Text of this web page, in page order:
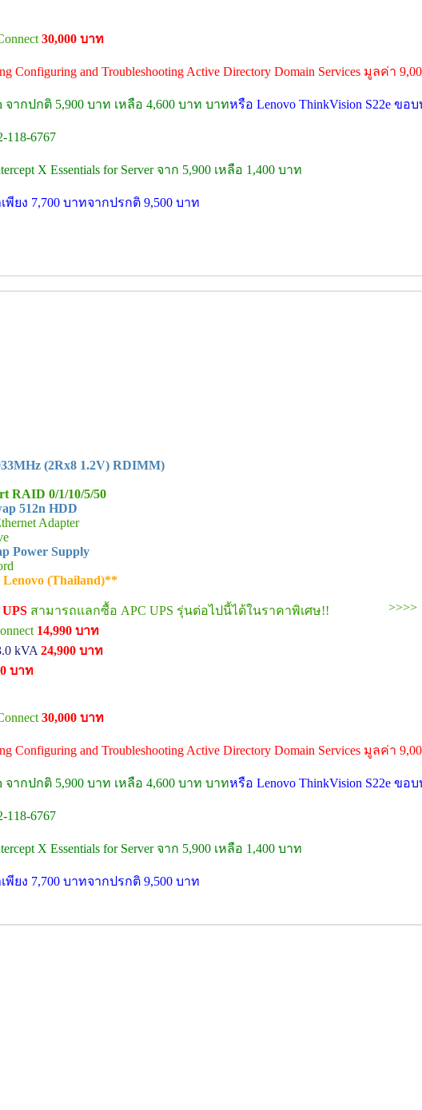
30,000 บาท
Configuring and Troubleshooting Active Directory Domain Services มูลค่า
จากปกติ 5,900 บาท เหลือ 4,600 บาท บาทหรือ Lenovo ThinkVision S22e ขอ
118-6767
X Essentials for Server จาก 5,900 เหลือ 1,400 บาท
พียง 7,700 บาทจากปรกติ 9,500 บาท
(2Rx8 1.2V) RDIMM)
RAID 0/1/10/5/50
512n HDD
Adapter
Power Supply
Lenovo (Thailand)**
สามารถแลกซื้อ APC UPS รุ่นต่อไปนี้ได้ในราคาพิเศษ!!
14,990 บาท
kVA 24,900 บาท
บาท
30,000 บาท
Configuring and Troubleshooting Active Directory Domain Services มูลค่า
จากปกติ 5,900 บาท เหลือ 4,600 บาท บาทหรือ Lenovo ThinkVision S22e ขอ
118-6767
X Essentials for Server จาก 5,900 เหลือ 1,400 บาท
พียง 7,700 บาทจากปรกติ 9,500 บาท